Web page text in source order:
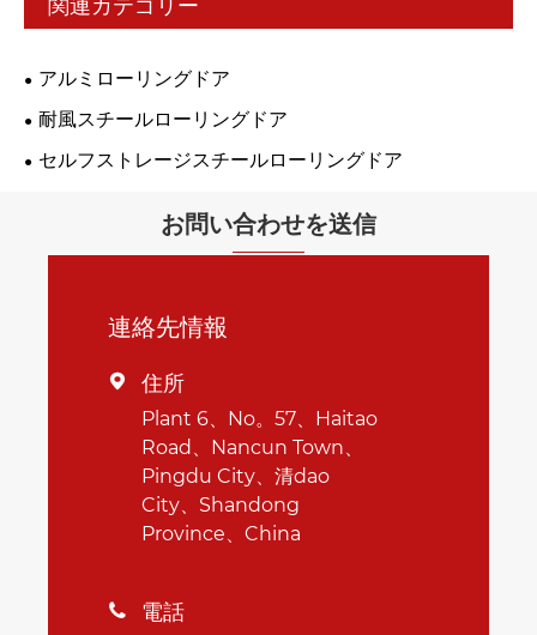
関連カテゴリー
アルミローリングドア
耐風スチールローリングドア
セルフストレージスチールローリングドア
お問い合わせを送信
連絡先情報
 住所
Plant 6、No。57、Haitao
Road、Nancun Town、
Pingdu City、清dao
City、Shandong
Province、China
 電話